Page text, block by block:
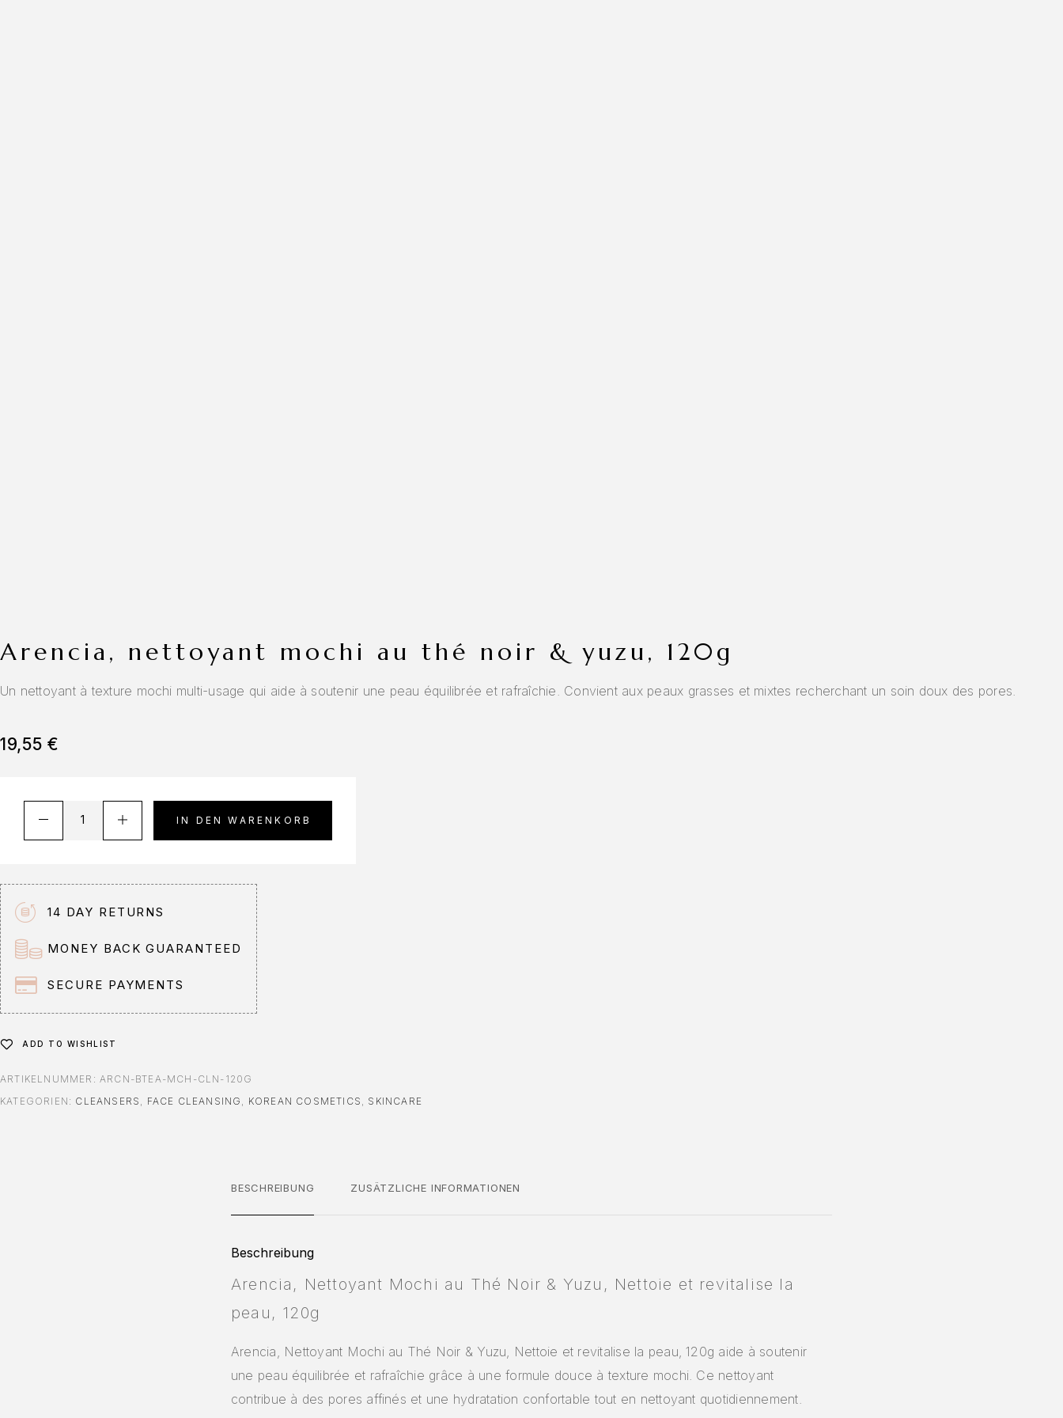
arencia, nettoyant mochi au thé noir & yuzu, 120g
Un nettoyant à texture mochi multi-usage qui aide à soutenir une peau équilibrée et rafraîchie. Convient aux peaux grasses et mixtes recherchant un soin doux des pores.
19,55 €
IN DEN WARENKORB
r
n
a
t
i
v
:
14 DAY RETURNS
MONEY BACK GUARANTEED
SECURE PAYMENTS
ADD TO WISHLIST
ARTIKELNUMMER: ARCN-BTEA-MCH-CLN-120G
KATEGORIEN: CLEANSERS FACE CLEANSING KOREAN COSMETICS SKINCARE
BESCHREIBUNG ZUSÄTZLICHE INFORMATIONEN
Beschreibung
Arencia, Nettoyant Mochi au Thé Noir & Yuzu, Nettoie et revitalise la
peau, 120g
Arencia, Nettoyant Mochi au Thé Noir & Yuzu, Nettoie et revitalise la peau, 120g aide à soutenir
une peau équilibrée et rafraîchie grâce à une formule douce à texture mochi. Ce nettoyant
contribue à des pores affinés et une hydratation confortable tout en nettoyant quotidiennement.